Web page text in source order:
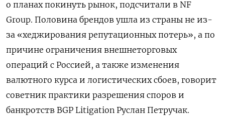
о планах покинуть рынок, подсчитали в NF
Group. Половина брендов ушла из страны не из-
за «хеджирования репутационных потерь», а по
причине ограничения внешнеторговых
операций с Россией, а также изменения
валютного курса и логистических сбоев, говорит
советник практики разрешения споров и
банкротств BGP Litigation Руслан Петручак.